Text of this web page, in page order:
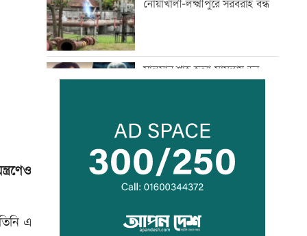
এ
নোয়াখালী-লক্ষ্মীপুরে সরবরাহ বন্ধ
সালমান শাহ হত্যা মামলায় ডন
মাছ লুটের ঘটনায় আ.লীগ নেতার
বিরুদ্ধে সংবাদ সম্মেলন
টাকা